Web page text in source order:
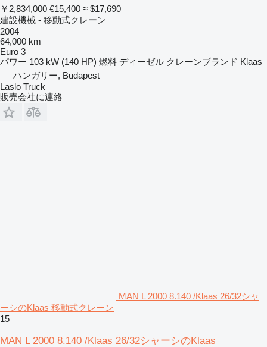
￥2,834,000 €15,400 ≈ $17,690
建設機械 - 移動式クレーン
2004
64,000 km
Euro 3
パワー 103 kW (140 HP) 燃料 ディーゼル クレーンブランド Klaas
ハンガリー, Budapest
Laslo Truck
販売会社に連絡
MAN L 2000 8.140 /Klaas 26/32シャ
ーシのKlaas 移動式クレーン
15
MAN L 2000 8.140 /Klaas 26/32シャーシのKlaas